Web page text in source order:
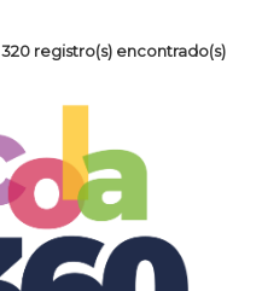
320 registro(s) encontrado(s)